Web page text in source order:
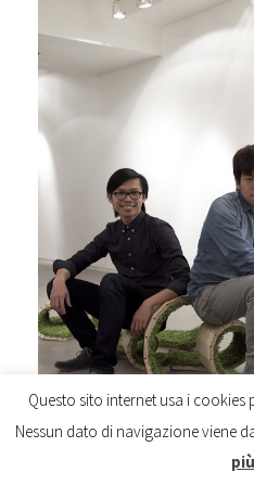
Questo sito internet usa i cookies
Nessun dato di navigazione viene
più